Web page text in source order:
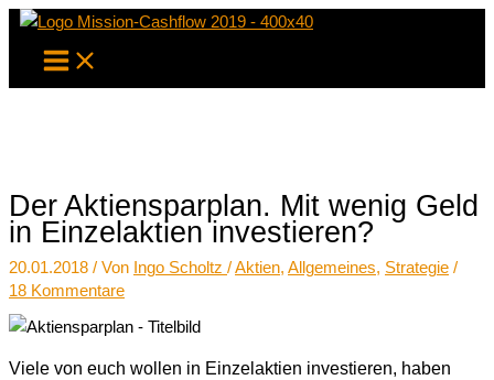
Zum
Inhalt
springen
Der Aktiensparplan. Mit wenig Geld
in Einzelaktien investieren?
20.01.2018 / Von Ingo Scholtz /Aktien, Allgemeines, Strategie /
18 Kommentare
Viele von euch wollen in Einzelaktien investieren, haben